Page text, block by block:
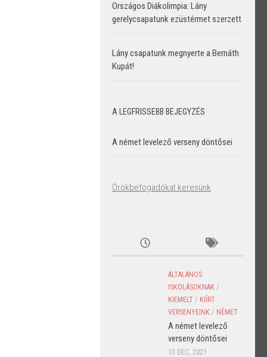
Országos Diákolimpia: Lány
gerelycsapatunk ezüstérmet szerzett
Lány csapatunk megnyerte a Bernáth
Kupát!
A LEGFRISSEBB BEJEGYZÉS
A német levelező verseny döntősei
Örökbefogadókat keresünk
ÁLTALÁNOS
ISKOLÁSOKNAK /
KIEMELT / KIÍRT
VERSENYEINK / NÉMET
A német levelező
verseny döntősei
13 DEC, 2021